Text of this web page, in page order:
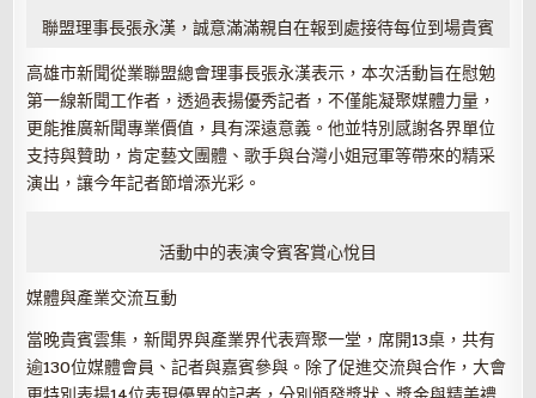
聯盟理事長張永漢，誠意滿滿親自在報到處接待每位到場貴賓
高雄市新聞從業聯盟總會理事長張永漢表示，本次活動旨在慰勉
第一線新聞工作者，透過表揚優秀記者，不僅能凝聚媒體力量，
更能推廣新聞專業價值，具有深遠意義。他並特別感謝各界單位
支持與贊助，肯定藝文團體、歌手與台灣小姐冠軍等帶來的精采
演出，讓今年記者節增添光彩。
活動中的表演令賓客賞心悅目
媒體與產業交流互動
當晚貴賓雲集，新聞界與產業界代表齊聚一堂，席開13桌，共有
逾130位媒體會員、記者與嘉賓參與。除了促進交流與合作，大會